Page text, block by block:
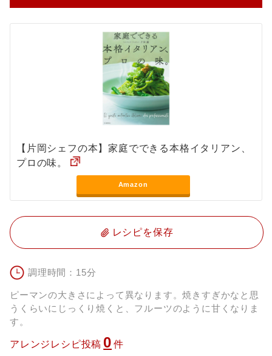
【片岡シェフの本】家庭でできる本格イタリアン、
プロの味。
Amazon
レシピを保存
調理時間：15分
ピーマンの大きさによって異なります。焼きすぎかなと思
うくらいにじっくり焼くと、フルーツのように甘くなりま
す。
アレンジレシピ投稿 0 件